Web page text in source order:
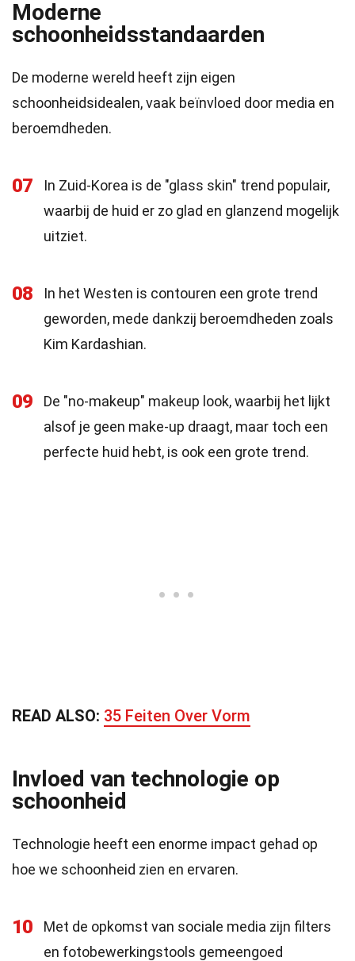
Moderne
schoonheidsstandaarden
De moderne wereld heeft zijn eigen
schoonheidsidealen, vaak beïnvloed door media en
beroemdheden.
07
In Zuid-Korea is de "glass skin" trend populair,
waarbij de huid er zo glad en glanzend mogelijk
uitziet.
08
In het Westen is contouren een grote trend
geworden, mede dankzij beroemdheden zoals
Kim Kardashian.
09
De "no-makeup" makeup look, waarbij het lijkt
alsof je geen make-up draagt, maar toch een
perfecte huid hebt, is ook een grote trend.
READ ALSO: 35 Feiten Over Vorm
Invloed van technologie op
schoonheid
Technologie heeft een enorme impact gehad op
hoe we schoonheid zien en ervaren.
10
Met de opkomst van sociale media zijn filters
en fotobewerkingstools gemeengoed